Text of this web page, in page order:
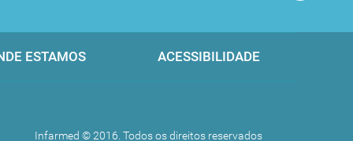
ESTAMOS ACESSIBILIDADE
Infarmed © 2016. Todos os direitos reservados